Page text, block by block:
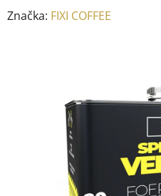
Značka: FIXI COFFEE